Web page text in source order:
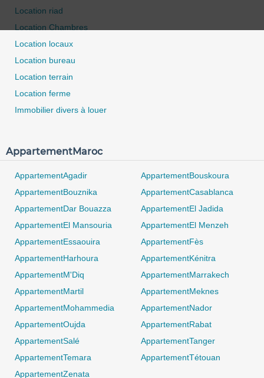
Location riad
Location Chambres
Location locaux
Location bureau
Location terrain
Location ferme
Immobilier divers à louer
AppartementMaroc
AppartementAgadir
AppartementBouskoura
AppartementBouznika
AppartementCasablanca
AppartementDar Bouazza
AppartementEl Jadida
AppartementEl Mansouria
AppartementEl Menzeh
AppartementEssaouira
AppartementFès
AppartementHarhoura
AppartementKénitra
AppartementM'Diq
AppartementMarrakech
AppartementMartil
AppartementMeknes
AppartementMohammedia
AppartementNador
AppartementOujda
AppartementRabat
AppartementSalé
AppartementTanger
AppartementTemara
AppartementTétouan
AppartementZenata